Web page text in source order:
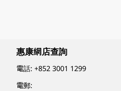
惠康網店查詢
電話:+852 3001 1299
電郵: